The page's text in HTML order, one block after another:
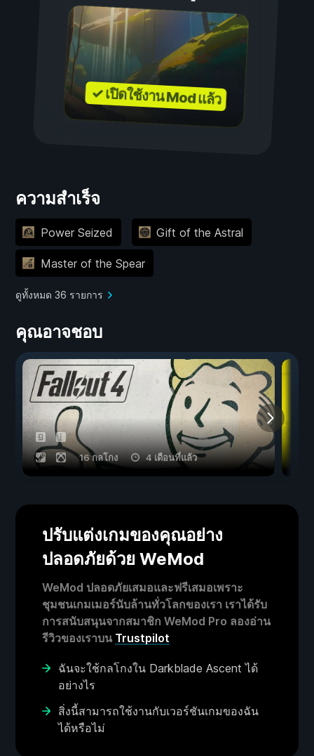
✓ เปิดใช้งาน Mod แล้ว
ความสำเร็จ
Power Seized Gift of the Astral
Master of the Spear
ดูทั้งหมด 36 รายการ
คุณอาจชอบ
16 กลโกง 4 เดือนที่แล้ว
ปรับแต่งเกมของคุณอย่าง
ปลอดภัยด้วย WeMod
WeMod ปลอดภัยเสมอและฟรีเสมอเพราะ
ชุมชนเกมเมอร์นับล้านทั่วโลกของเรา เราได้รับ
การสนับสนุนจากสมาชิก WeMod Pro ลองอ่าน
รีวิวของเราบน Trustpilot
ฉันจะใช้กลโกงใน Darkblade Ascent ได้
อย่างไร
สิ่งนี้สามารถใช้งานกับเวอร์ชันเกมของฉัน
ได้หรือไม่